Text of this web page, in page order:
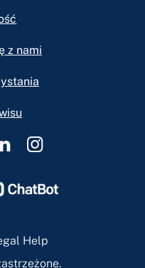
z nami
Pomoc
w
Instagram
Page
Help